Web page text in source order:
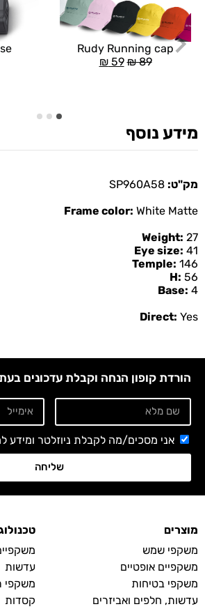
Rudy Running cap
₪89
₪59
מידע נוסף
מק"ט:
Frame color: White Matte
Weight: 27
Eye size: 41
Temple: 146
H: 56
Base: 4
Direct: Yes
הורדת קופון הנחה וקבלת עדכונים
אני מסכים/מה לקבלת ניוזלטר ומידע
שליחה
מוצרים
משקפי שמש
משקפיים אופטיים
משקפי בטיחות
עדשות, חלפים ואביזרים
עדשות
משקפי
קסדות